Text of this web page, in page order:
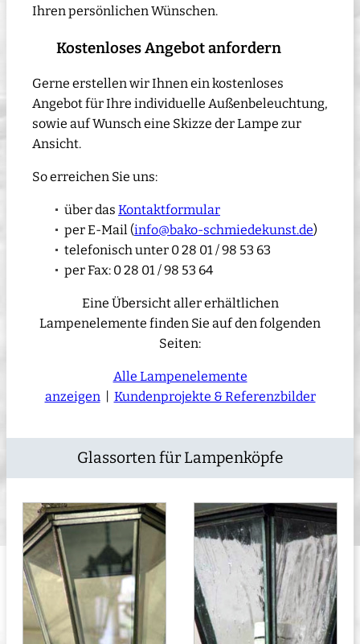
Ihren persönlichen Wünschen.
Kostenloses Angebot anfordern
Gerne erstellen wir Ihnen ein kostenloses
Angebot für Ihre individuelle Außenbeleuchtung,
sowie auf Wunsch eine Skizze der Lampe zur
Ansicht.
So erreichen Sie uns:
über das Kontaktformular
per E-Mail (info@bako-schmiedekunst.de)
telefonisch unter 0 28 01 / 98 53 63
per Fax: 0 28 01 / 98 53 64
Eine Übersicht aller erhältlichen
Lampenelemente finden Sie auf den folgenden
Seiten:
Alle Lampenelemente
anzeigen| Kundenprojekte & Referenzbilder
Glassorten für Lampenköpfe